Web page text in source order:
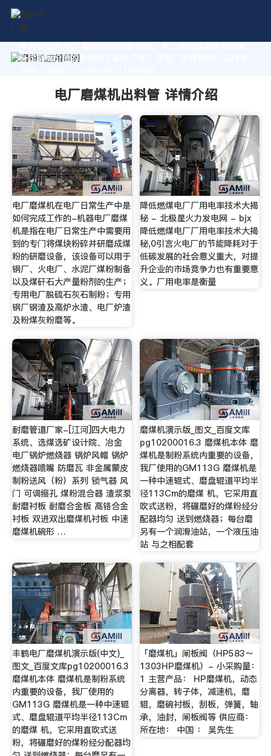
作为专业的 电厂磨煤机出料管 制造厂家，我们致力于为您量
身定制高价值的粉体加工系统方案。获取厂家直销报价及技术
电厂磨煤机出料管 详情介绍
电厂磨煤机在电厂日常生产中是
如何完成工作的-机器电厂磨煤
机是指在电厂日常生产中需要用
到的专门将煤块粉碎并研磨成煤
粉的研磨设备，该设备可以用于
钢厂、火电厂、水泥厂煤粉制备
以及煤矸石大产量粉剂的生产；
专用电厂脱硫石灰石制粉；专用
钢厂钢渣及高炉水渣、电厂炉渣
及粉煤灰粉磨等。
降低燃煤电厂厂用电率技术大揭
秘 - 北极星火力发电网 - bjx
降低燃煤电厂厂用电率技术大揭
秘,0引言火电厂的节能降耗对于
低碳发展的社会意义重大，对提
升企业的市场竞争力也有重要意
义。厂用电率是衡量
耐磨管道厂家-[江河]四大电力
系统、选煤选矿设计院、冶金
电厂锅炉燃烧器 锅炉风帽 锅炉
燃烧器喷嘴 防磨瓦 非金属蒙皮
制粉送风（粉）系列 锁气器 风
门 可调缩孔 煤粉混合器 渣浆泵
耐磨衬板 耐磨合金板 高铬合金
衬板 双进双出磨煤机衬板 中速
磨煤机碗形 …
磨煤机演示版_图文_百度文库
pg10200016.3 磨煤机本体 磨
煤机是制粉系统内重要的设备，
我厂使用的GM113G 磨煤机是
一种中速辊式、磨盘辊道平均半
径113Cm的磨煤 机，它采用直
吹式送粉，将碾磨好的煤粉经分
配器均匀 送到燃烧器；每台磨
另有一个润滑油站，一个液压油
站 与之相配套
丰鹤电厂磨煤机演示版(中文)_
图文_百度文库pg10200016.3
磨煤机本体 磨煤机是制粉系统
内重要的设备，我厂使用的
GM113G 磨煤机是一种中速辊
式、磨盘辊道平均半径113Cm
的磨煤 机，它采用直吹式送
粉，将碾磨好的煤粉经分配器均
「磨煤机」闸板阀（HP583～
1303HP磨煤机）- 小采购量：
1 主营产品： HP磨煤机，动态
分离器，转子体，减速机，磨
辊，磨碗衬板，刮板，弹簧，轴
承，油封，闸板阀等 供应商：
所在地： 中国 ： 吴先生